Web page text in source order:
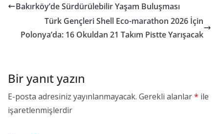
Bakırköy’de Sürdürülebilir Yaşam Buluşması
Türk Gençleri Shell Eco-marathon 2026 İçin
Polonya’da: 16 Okuldan 21 Takım Pistte Yarışacak
Bir yanıt yazın
E-posta adresiniz yayınlanmayacak. Gerekli alanlar* ile
işaretlenmişlerdir